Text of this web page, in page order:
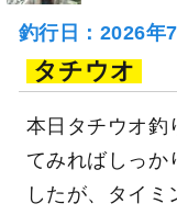
釣行日：2026年
タチウオ
本日タチウオ釣
てみればしっか
したが、タイ